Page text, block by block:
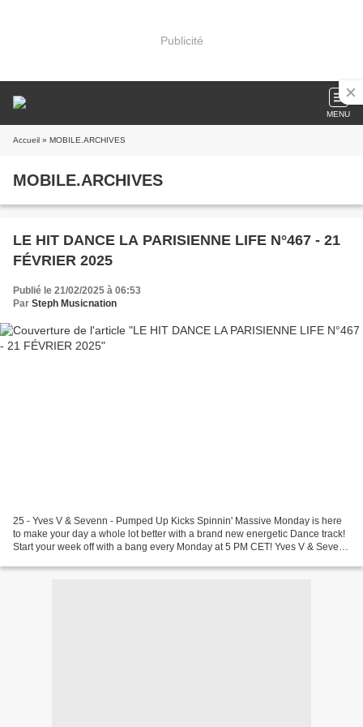
Publicité
MENU
Accueil » MOBILE.ARCHIVES
MOBILE.ARCHIVES
LE HIT DANCE LA PARISIENNE LIFE N°467 - 21
FÉVRIER 2025
Publié le 21/02/2025 à 06:53
Par Steph Musicnation
25 - Yves V & Sevenn - Pumped Up Kicks Spinnin' Massive Monday is here
to make your day a whole lot better with a brand new energetic Dance track!
Start your week off with a bang every Monday at 5 PM CET! Yves V & Sevenn